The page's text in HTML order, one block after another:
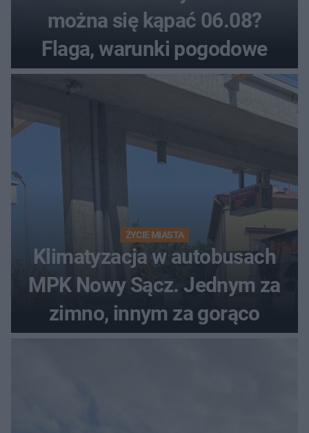
można się kąpać 06.08?
Flaga, warunki pogodowe
ŻYCIE MIASTA
Klimatyzacja w autobusach
MPK Nowy Sącz. Jednym za
zimno, innym za gorąco